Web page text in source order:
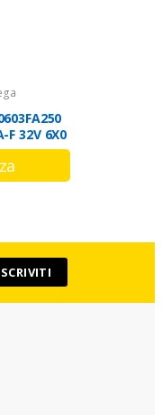
F 32V 6X0